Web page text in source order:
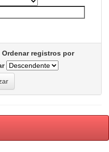
Ordenar registros por